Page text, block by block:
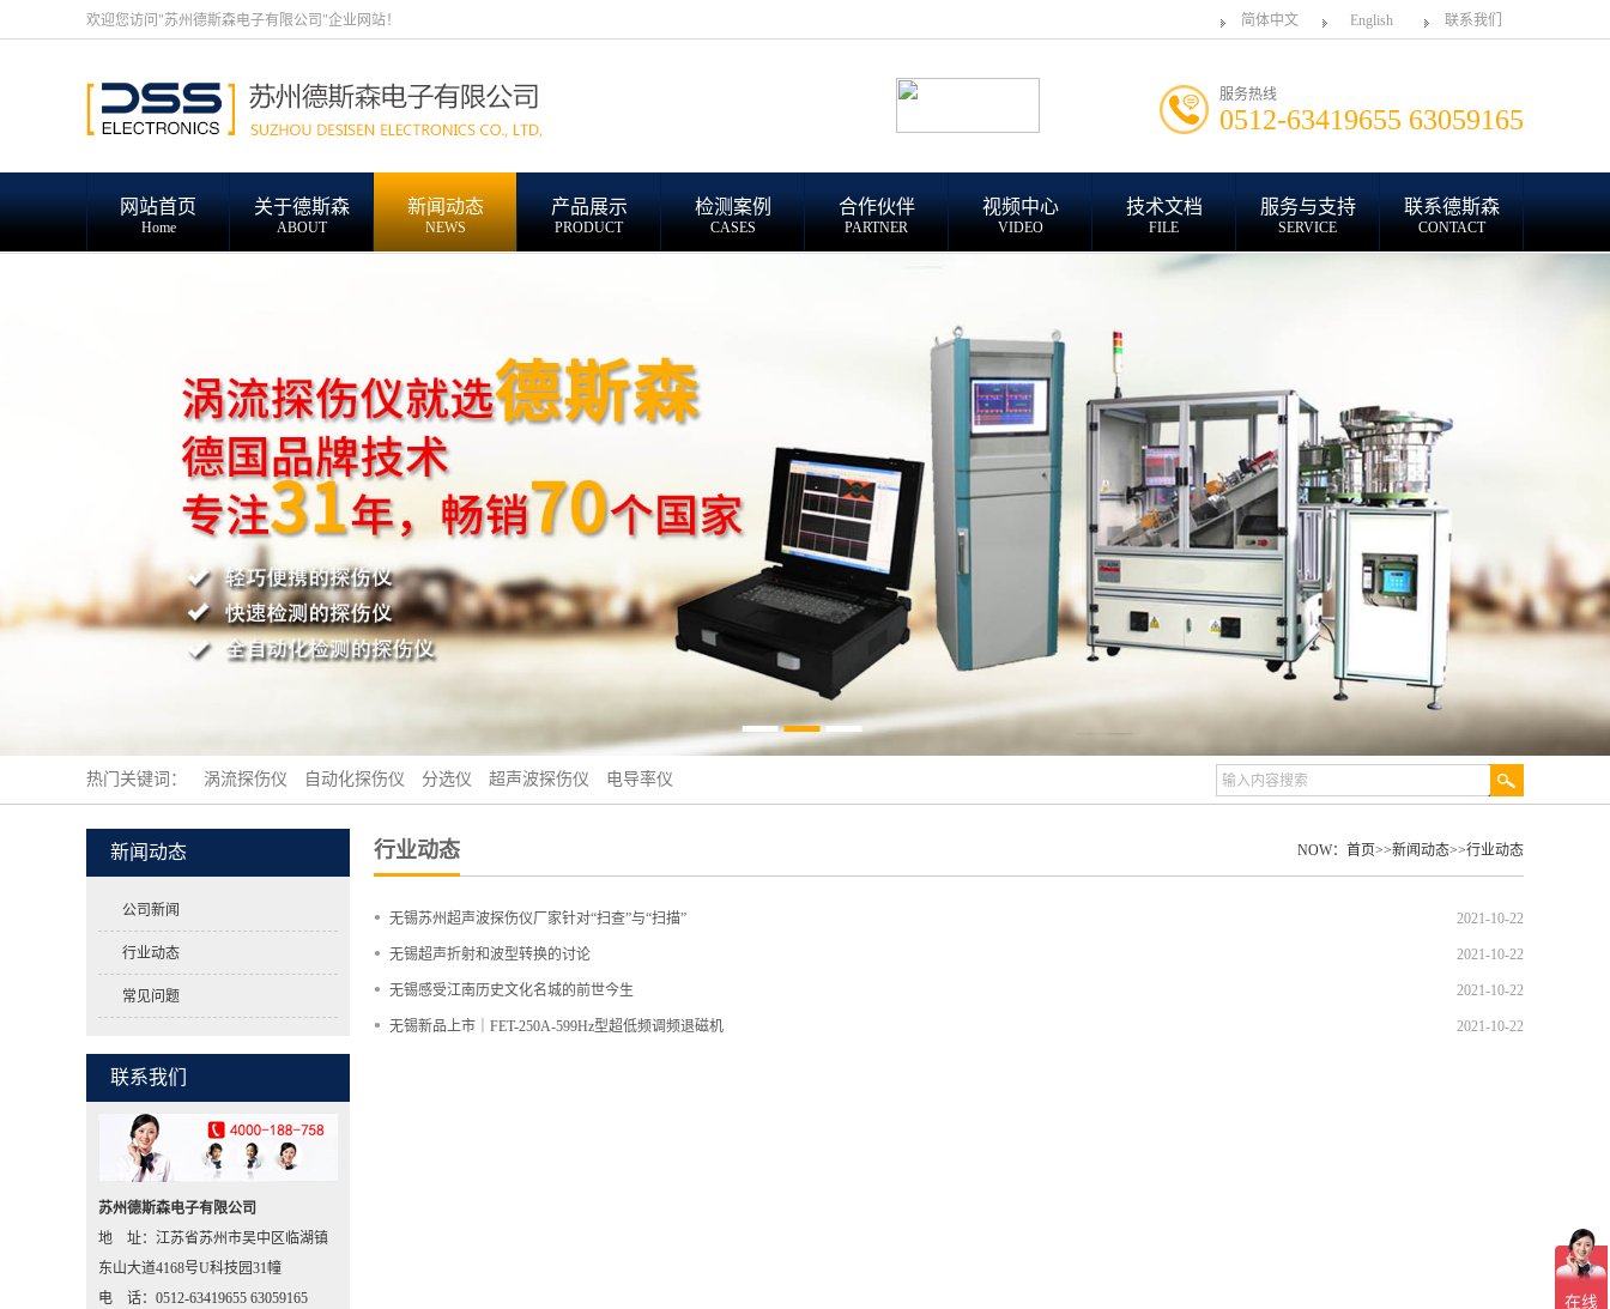
欢迎您访问"苏州德斯森电子有限公司"企业网站！ 简体中文 English 联系我们
服务热线
0512-63419655 63059165
网站首页
Home
关于德斯森
ABOUT
新闻动态
NEWS
产品展示
PRODUCT
检测案例
CASES
合作伙伴
PARTNER
视频中心
VIDEO
技术文档
FILE
服务与支持
SERVICE
联系德斯森
CONTACT
热门关键词： 涡流探伤仪 自动化探伤仪 分选仪 超声波探伤仪 电导率仪
新闻动态
公司新闻
行业动态
常见问题
联系我们
苏州德斯森电子有限公司
地 址：江苏省苏州市吴中区临湖镇
东山大道4168号U科技园31幢
电 话：0512-63419655 63059165
行业动态 NOW： 首页>>新闻动态>>行业动态
2021-10-22
• 无锡苏州超声波探伤仪厂家针对“扫查”与“扫描”
2021-10-22
• 无锡超声折射和波型转换的讨论
2021-10-22
• 无锡感受江南历史文化名城的前世今生
2021-10-22
• 无锡新品上市｜FET-250A-599Hz型超低频调频退磁机